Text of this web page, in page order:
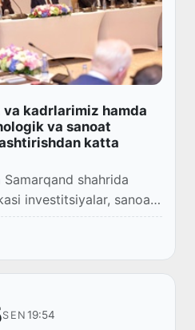
kadrlarimiz hamda
va sanoat
katta
shahrida
investitsiyalar, sanoat
Akram Aliyev,
Erkinjon Turdimov,...
SEN 19:54